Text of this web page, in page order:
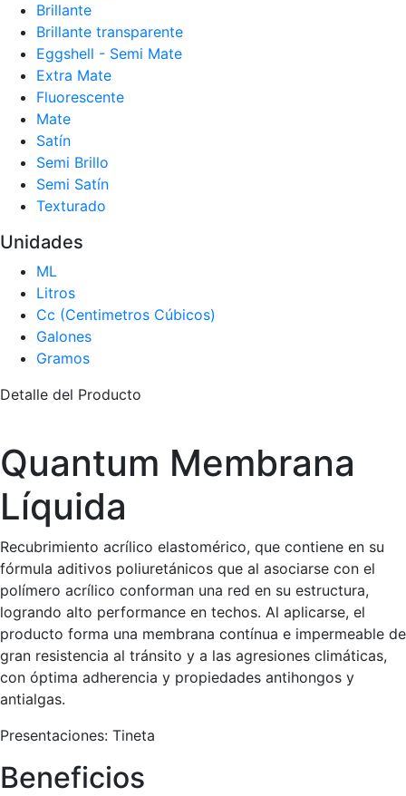
Brillante
Brillante transparente
Eggshell - Semi Mate
Extra Mate
Fluorescente
Mate
Satín
Semi Brillo
Semi Satín
Texturado
Unidades
ML
Litros
Cc (Centimetros Cúbicos)
Galones
Gramos
Detalle del Producto
Quantum Membrana
Líquida
Recubrimiento acrílico elastomérico, que contiene en su
fórmula aditivos poliuretánicos que al asociarse con el
polímero acrílico conforman una red en su estructura,
logrando alto performance en techos. Al aplicarse, el
producto forma una membrana contínua e impermeable de
gran resistencia al tránsito y a las agresiones climáticas,
con óptima adherencia y propiedades antihongos y
antialgas.
Presentaciones: Tineta
Beneficios